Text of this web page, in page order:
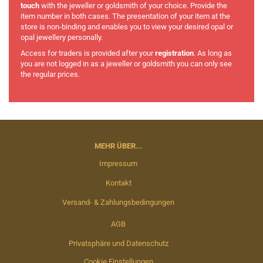
touch with the jeweller or goldsmith of your choice. Provide the
item number in both cases. The presentation of your item at the
store is non-binding and enables you to view your desired opal or
opal jewellery personally.
Access for traders is provided after yourregistration. As long as
you are not logged in as a jeweller or goldsmith you can only see
the regular prices.
MEHR ÜBER...
Impressum
Kontakt
Versand- & Zahlungsbedingungen
AGB
Privatsphäre und Datenschutz